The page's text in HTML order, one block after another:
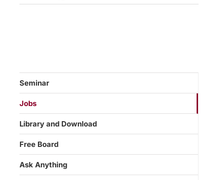
Seminar
Jobs
Library and Download
Free Board
Ask Anything